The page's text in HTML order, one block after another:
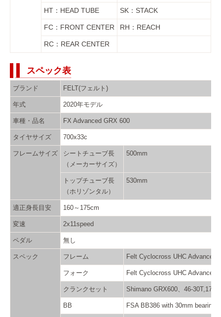
HT：HEAD TUBE SK：STACK
FC：FRONT CENTER RH：REACH
RC：REAR CENTER
スペック表
ブランド FELT(フェルト)
年式 2020年モデル
車種・品名 FX Advanced GRX 600
タイヤサイズ 700x33c
フレームサイズ
シートチューブ長
（メーカーサイズ）
500mm
トップチューブ長
（ホリゾンタル）
530mm
適正身長目安 160～175cm
変速 2x11speed
ペダル 無し
スペック フレーム Felt Cyclocross UHC Advanced
フォーク Felt Cyclocross UHC Advanced
クランクセット Shimano GRX600、46-
BB FSA BB386 with 30mm bearings